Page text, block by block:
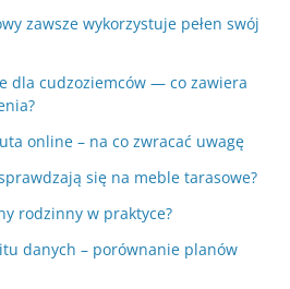
zawsze wykorzystuje pełen swój
dla cudzoziemców — co zawiera
online – na co zwracać uwagę
się na meble tarasowe?
rodzinny w praktyce?
danych – porównanie planów